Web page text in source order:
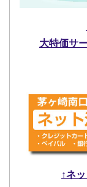
大特価サ
↑ネ